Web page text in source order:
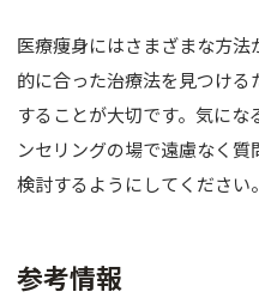
医療痩身にはさまざまな方
的に合った治療法を見つけ
することが大切です。気に
ンセリングの場で遠慮なく
検討するようにしてください。
参考情報